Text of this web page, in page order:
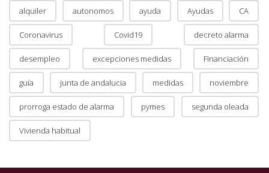
alquiler autonomos ayuda Ayudas CA
Coronavirus Covid19 decreto alarma
desempleo excepciones medidas Financiación
guía junta de andalucia medidas noviembre
prorroga estado de alarma pymes segunda oleada
Vivienda habitual